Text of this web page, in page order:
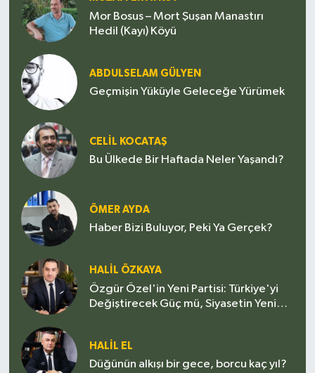
Mor Bosus – Mort Şuşan Manastırı
Hedil (Kayı) Köyü
ABDULSELAM GÜLYEN
Geçmişin Yüküyle Geleceğe Yürümek
CELIL KOCATAŞ
Bu Ülkede Bir Haftada Neler Yaşandı?
ÖMER AYDA
Haber Bizi Buluyor, Peki Ya Gerçek?
HALIL ÖZKAYA
Özgür Özel'in Yeni Partisi: Türkiye'yi
Değiştirecek Güç mü, Siyasetin Yeni
HALIL EL
Düğünün alkışı bir gece, borcu kaç yıl?